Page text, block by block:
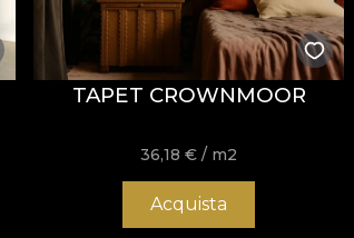
TAPET CROWNMOOR
36,18€ / m2
Acquista